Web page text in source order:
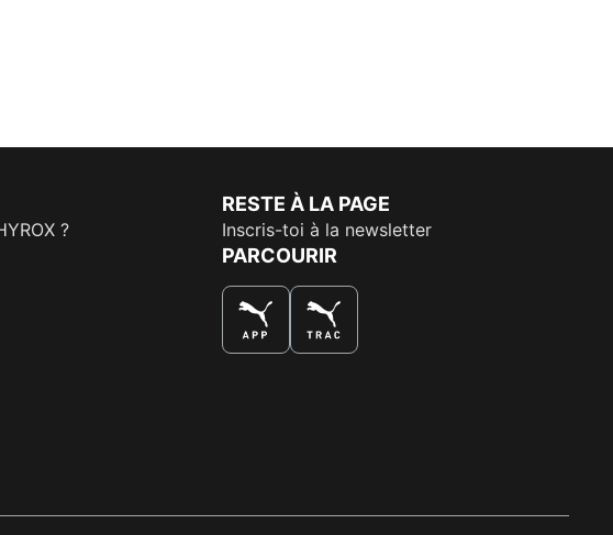
?
RESTE À LA PAGE
Inscris-toi à la newsletter
PARCOURIR